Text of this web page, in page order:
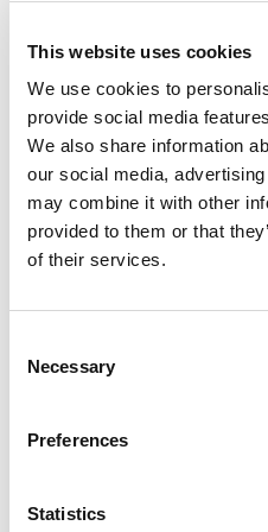
This website uses cookies
We use cookies to
provide social media
We also share information
our social media,
may combine it with other
provided to them or that
of their services.
Selection
Necessary
Preferences
Statistics
Modelli
Tutti i nostri lampadari sono
pienamente personalizzabili.
Piantana vetro
bianco
P1025-KW